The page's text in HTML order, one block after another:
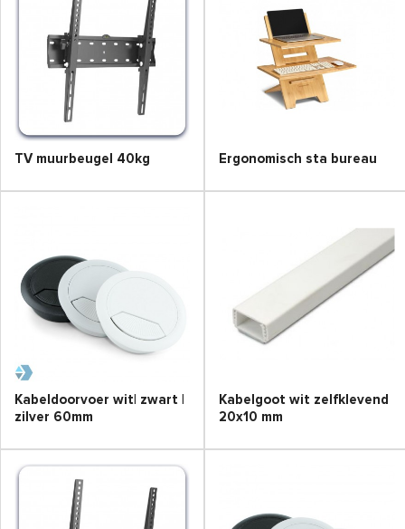
TV muurbeugel 40kg Ergonomisch sta bureau
Kabeldoorvoer wit| zwart |
zilver 60mm
Kabelgoot wit zelfklevend
20x10 mm